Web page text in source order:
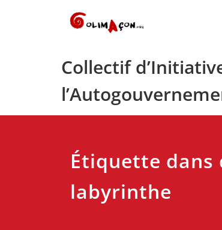
Collectif
Étiquette
labyrinthe